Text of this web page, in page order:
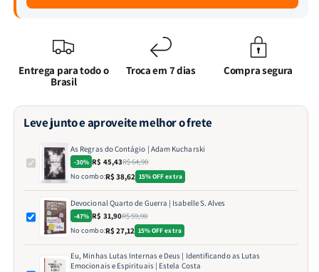
Entrega para todo o
Brasil
Troca em 7 dias Compra segura
Leve junto e aproveite melhor o frete
As Regras do Contágio | Adam Kucharski
-30% R$ 45,43R$ 64,90
No combo:R$ 38,62 15% OFF extra
Devocional Quarto de Guerra | Isabelle S. Alves
-47% R$ 31,90R$ 59,90
No combo:R$ 27,12 15% OFF extra
Eu, Minhas Lutas Internas e Deus | Identificando as Lutas
Emocionais e Espirituais | Estela Costa